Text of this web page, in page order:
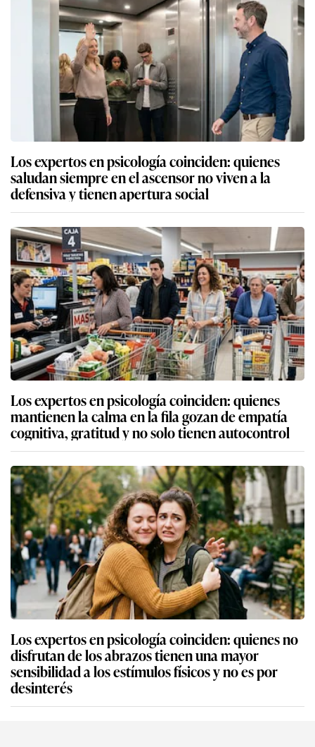
Los expertos en psicología coinciden: quienes
saludan siempre en el ascensor no viven a la
defensiva y tienen apertura social
Los expertos en psicología coinciden: quienes
mantienen la calma en la fila gozan de empatía
cognitiva, gratitud y no solo tienen autocontrol
Los expertos en psicología coinciden: quienes no
disfrutan de los abrazos tienen una mayor
sensibilidad a los estímulos físicos y no es por
desinterés